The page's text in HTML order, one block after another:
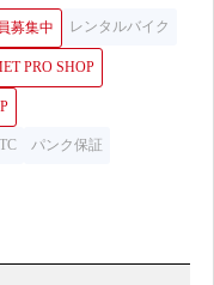
募集中 レンタルバイク
PRO SHOP
パンク保証